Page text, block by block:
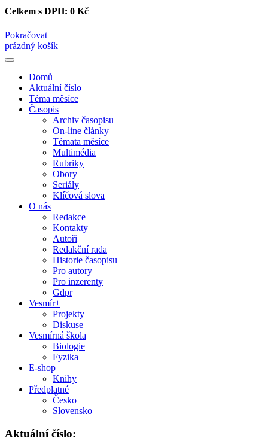
Celkem s DPH: 0 Kč
Pokračovat
prázdný košík
Domů
Aktuální číslo
Téma měsíce
Časopis
Archiv časopisu
On-line články
Témata měsíce
Multimédia
Rubriky
Obory
Seriály
Klíčová slova
O nás
Redakce
Kontakty
Autoři
Redakční rada
Historie časopisu
Pro autory
Pro inzerenty
Gdpr
Vesmír+
Projekty
Diskuse
Vesmírná škola
Biologie
Fyzika
E-shop
Knihy
Předplatné
Česko
Slovensko
Aktuální číslo: